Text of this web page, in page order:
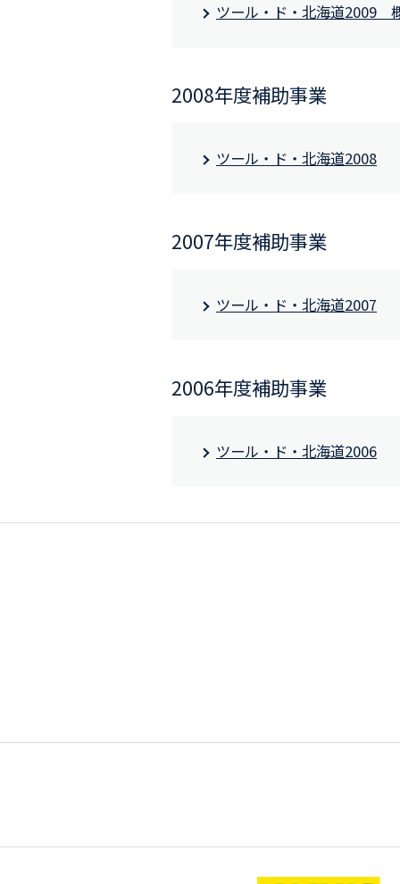
ツール・ド・北海道2009
2008年度補助事業
ツール・ド・北海道2008
2007年度補助事業
ツール・ド・北海道2007
2006年度補助事業
ツール・ド・北海道2006